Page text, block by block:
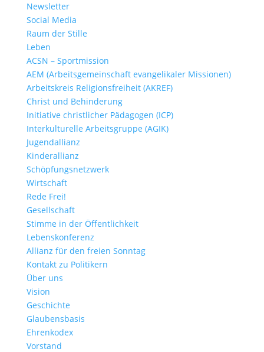
Newsletter
Social Media
Raum der Stille
Leben
ACSN – Sportmission
AEM (Arbeitsgemeinschaft evangelikaler Missionen)
Arbeitskreis Religionsfreiheit (AKREF)
Christ und Behinderung
Initiative christlicher Pädagogen (ICP)
Interkulturelle Arbeitsgruppe (AGIK)
Jugendallianz
Kinderallianz
Schöpfungsnetzwerk
Wirtschaft
Rede Frei!
Gesellschaft
Stimme in der Öffentlichkeit
Lebenskonferenz
Allianz für den freien Sonntag
Kontakt zu Politikern
Über uns
Vision
Geschichte
Glaubensbasis
Ehrenkodex
Vorstand